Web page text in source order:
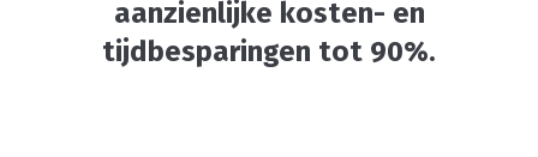
aanzienlijke kosten- en
tijdbesparingen tot 90%.